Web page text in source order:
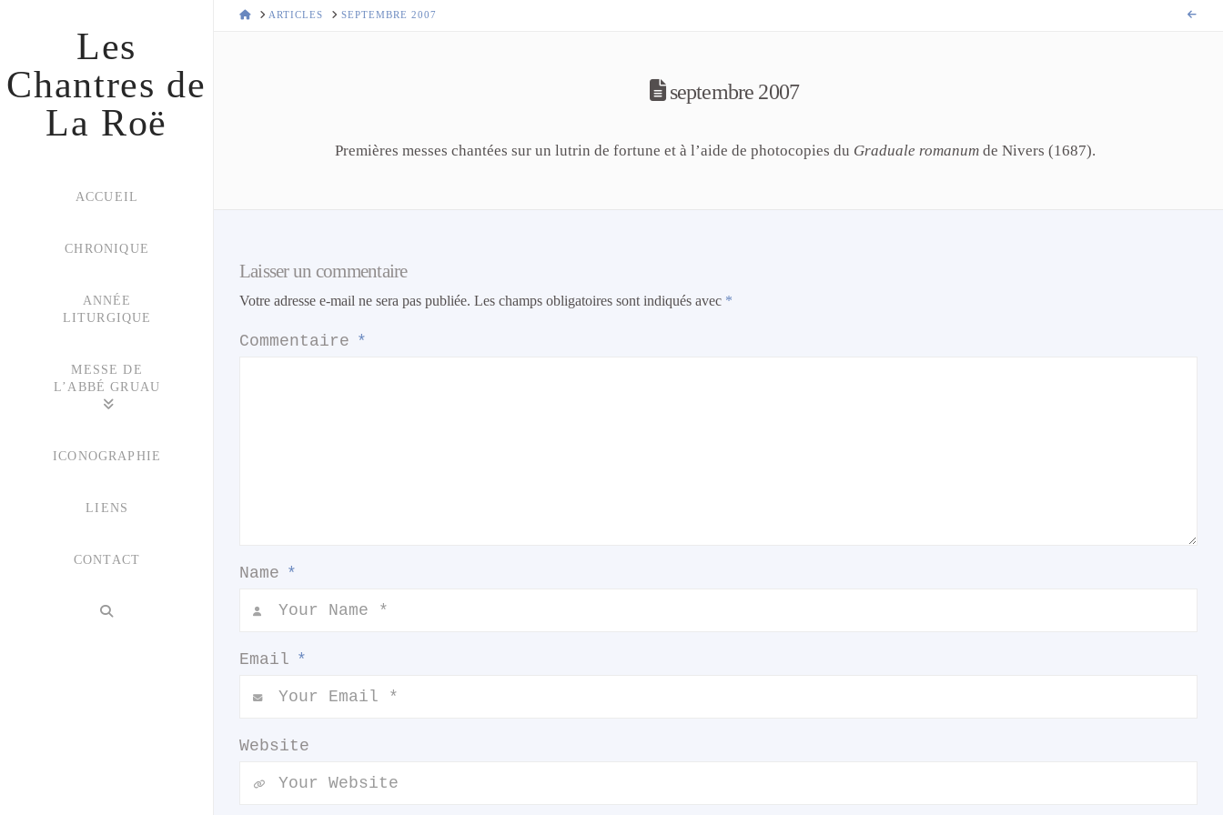
Les
Chantres de
La Roë
ACCUEIL
CHRONIQUE
ANNÉE
LITURGIQUE
MESSE DE
L’ABBÉ GRUAU
ICONOGRAPHIE
LIENS
CONTACT
HOMEARTICLES SEPTEMBRE 2007
septembre 2007
Premières messes chantées sur un lutrin de fortune et à l’aide de photocopies du Graduale romanum de Nivers (1687).
Laisser un commentaire
Votre adresse e-mail ne sera pas publiée. Les champs obligatoires sont indiqués avec *
Commentaire*
Name*
Email*
Website